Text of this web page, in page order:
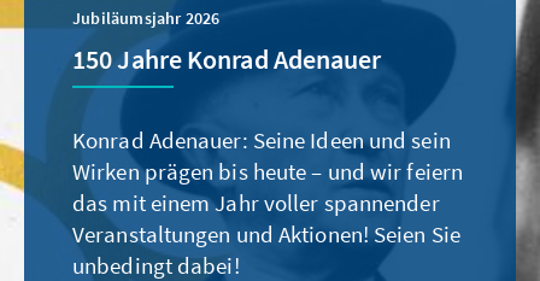
Jubiläumsjahr 2026
150 Jahre Konrad Adenauer
Konrad Adenauer: Seine Ideen und sein
Wirken prägen bis heute – und wir feiern
das mit einem Jahr voller spannender
Veranstaltungen und Aktionen! Seien Sie
unbedingt dabei!